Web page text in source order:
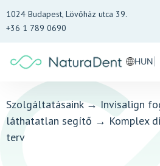
1024 Budapest, Lövőház utca 39.
+36 1 789 0690
HUN
Szolgáltatásaink→Invisalign
láthatatlan segítő → Komplex
terv